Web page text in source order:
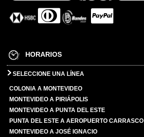
HORARIOS
SELECCIONE UNA LÍNEA
COLONIA A MONTEVIDEO
MONTEVIDEO A PIRIÁPOLIS
MONTEVIDEO A PUNTA DEL ESTE
PUNTA DEL ESTE A AEROPUERTO CARRASCO
MONTEVIDEO A JOSÉ IGNACIO